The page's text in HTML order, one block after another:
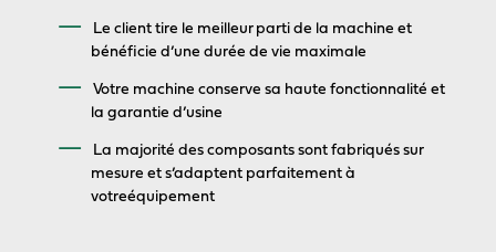
Le client tire le meilleur parti de la machine et
bénéficie d’une durée de vie maximale
Votre machine conserve sa haute fonctionnalité et
la garantie d’usine
La majorité des composants sont fabriqués sur
mesure et s’adaptent parfaitement à
votreéquipement